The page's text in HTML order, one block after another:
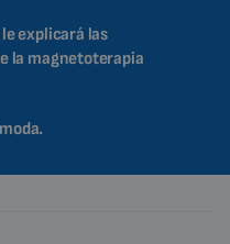
explicará las
la magnetoterapia